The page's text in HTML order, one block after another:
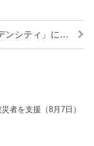
天神の複合開発、名称が「福岡大名ガーデンシティ」に決定
者を支援（8月7日）